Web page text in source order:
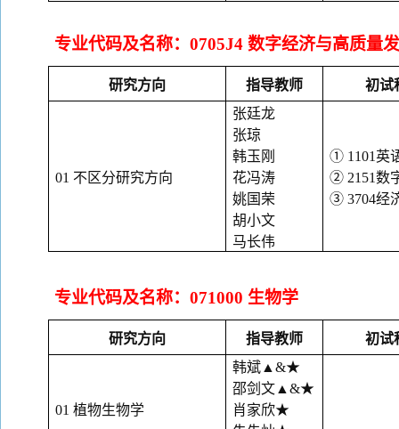
专业代码及名称：0705J4 数字经济与高质量
研究方向 指导教师 初试
01 不区分研究方向
张廷龙
张琼
韩玉刚
花冯涛
姚国荣
胡小文
马长伟
① 1101英
② 2151数
③ 3704经
专业代码及名称： 071000 生物学
研究方向 指导教师 初试
01 植物生物学
韩斌 ▲&★
邵剑文 ▲&★
肖家欣★